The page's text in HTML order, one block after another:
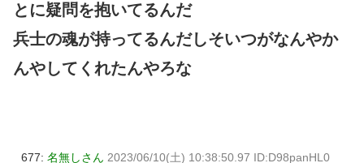
とに疑問を抱いてるんだ
兵士の魂が持ってるんだしそいつがなんやか
んやしてくれたんやろな
677: 名無しさん 2023/06/10(土) 10:38:50.97 ID:D98panHL0